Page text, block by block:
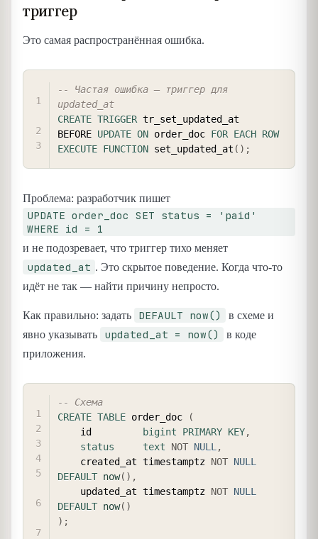
триггер
Это самая распространённая ошибка.
-- Частая ошибка — триггер для
updated_at
CREATE TRIGGER tr_set_updated_at
BEFORE UPDATE ON order_doc FOR EACH ROW
EXECUTE FUNCTION set_updated_at ( ) ;
Проблема: разработчик пишет
UPDATE order_doc SET status = 'paid'
WHERE id = 1
и не подозревает, что триггер тихо меняет
updated_at . Это скрытое поведение. Когда что-то
идёт не так — найти причину непросто.
Как правильно: задать DEFAULT now()
в схеме и
явно указывать
updated_at = now()
в коде
приложения.
-- Схема
CREATE TABLE order_doc
(
    id
bigint PRIMARY KEY,
status
text NOT NULL,
    created_at timestamptz
NOT NULL
DEFAULT now( ) ,
    updated_at timestamptz
NOT NULL
DEFAULT now( )
) ;